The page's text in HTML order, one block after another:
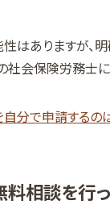
性はありますが
社会保険労務士
分で申請するの
相談を行